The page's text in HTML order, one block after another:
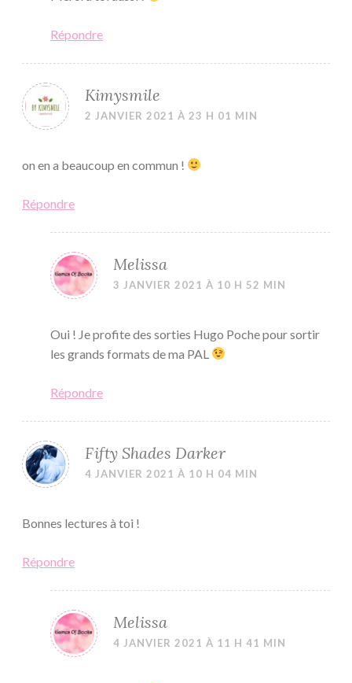
Répondre
Kimysmile
2 JANVIER 2021 À 23 H 01 MIN
on en a beaucoup en commun !
Répondre
Melissa
3 JANVIER 2021 À 10 H 52 MIN
Oui ! Je profite des sorties Hugo Poche pour sortir
les grands formats de ma PAL
Répondre
Fifty Shades Darker
4 JANVIER 2021 À 10 H 04 MIN
Bonnes lectures à toi !
Répondre
Melissa
4 JANVIER 2021 À 11 H 41 MIN